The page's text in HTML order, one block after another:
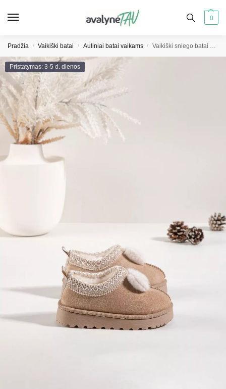
0
Pradžia / Vaikiški batai / Auliniai batai vaikams / Vaikiški sniego batai su siuvinėjimu ir kaspinėliu, smėlio spalvos Daven
Pristatymas: 3-5 d. dienos